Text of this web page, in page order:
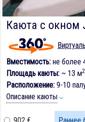
Каюта с окном
Вместимость: не более
Площадь каюты: ~ 13 м2
Расположение: 9-10
Описание каюты